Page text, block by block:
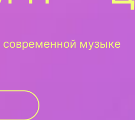
современной музыке